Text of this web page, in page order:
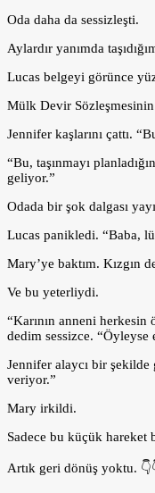
Oda daha da sessizleşti.
Aylardır yanımda
Lucas belgeyi görünce
Mülk Devir
Jennifer kaşlarını çattı.
“Bu, taşınmayı
geliyor.”
Odada bir şok dalgası
Lucas panikledi. “Baba,
Mary’ye baktım. Kızgın
Ve bu yeterliydi.
“Karının anneni
dedim sessizce. “Öyleyse
Jennifer alaycı bir şekilde
veriyor.”
Mary irkildi.
Sadece bu küçük
Artık geri dönüş yoktu.